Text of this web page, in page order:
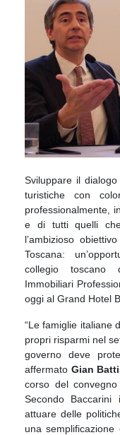
Sviluppare il
turistiche con
professionalmente,
e di tutti quelli
l’ambizioso
Toscana:
collegio toscano
Immobiliari
oggi al Grand Hotel
“Le famiglie italiane
propri risparmi nel
governo deve
affermato Gian
corso del
Secondo
attuare delle
una